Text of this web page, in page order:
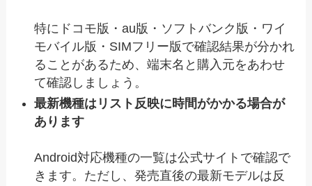
特にドコモ版・au版・ソフトバンク版・ワイ
モバイル版・SIMフリー版で確認結果が分かれ
ることがあるため、端末名と購入元をあわせ
て確認しましょう。
最新機種はリスト反映に時間がかかる場合が
あります
Android対応機種の一覧は公式サイトで確認で
きます。ただし、発売直後の最新モデルは反